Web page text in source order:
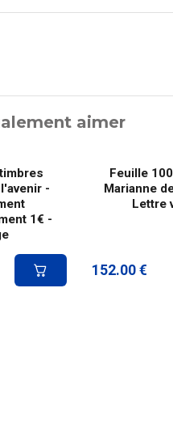
aimer
-
1€ -
Feuille
Marianne
Lettre
152.00 €